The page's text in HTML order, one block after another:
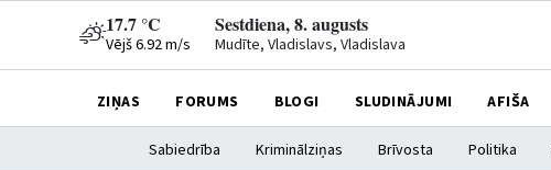
17.7 °C
Vējš 6.92 m/s
Sestdiena, 8. augusts
Mudīte, Vladislavs, Vladislava
ZIŅAS FORUMS BLOGI SLUDINĀJUMI AFIŠA
Sabiedrība Kriminālziņas Brīvosta Politika